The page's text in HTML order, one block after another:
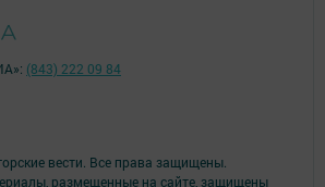
вести. Все права защищены.
размещенные на сайте, защищены
(843) 222 09 84